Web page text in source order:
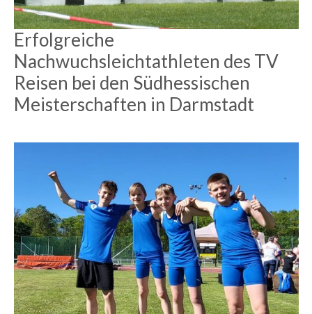
Erfolgreiche
Nachwuchsleichtathleten des TV
Reisen bei den Südhessischen
Meisterschaften in Darmstadt